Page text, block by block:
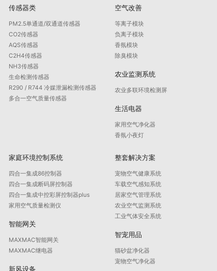
传感器类
PM2.5单通道/双通道传感器
CO2传感器
AQS传感器
C2H4传感器
NH3传感器
生命检测传感器
R290 / R744 冷媒泄漏检测传感器
多合一空气质量传感器
空气改善
等离子模块
负离子模块
香氛模块
除臭模块
农业监测系统
农业多联环境检测屏
生活电器
家用空气净化器
香氛小夜灯
家庭环境控制系统
四合一集成86控制器
四合一集成断码屏控制器
四合一集成中控彩屏控制器plus
家用空气质量检测仪
智能网关
MAXMAC智能网关
MAXMAC继电器
新风设备
整套解决方案
宠物空气健康系统
车载空气感知系统
居家空气管理系统
农业空气监测系统
工业气体安全系统
智宠用品
猫砂盆净化器
宠物空气净化器